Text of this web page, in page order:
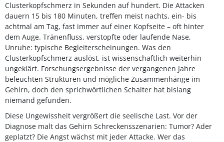
Clusterkopfschmerz in Sekunden auf hundert. Die Attacken
dauern 15 bis 180 Minuten, treffen meist nachts, ein- bis
achtmal am Tag, fast immer auf einer Kopfseite – oft hinter
dem Auge. Tränenfluss, verstopfte oder laufende Nase,
Unruhe: typische Begleiterscheinungen. Was den
Clusterkopfschmerz auslöst, ist wissenschaftlich weiterhin
ungeklärt. Forschungsergebnisse der vergangenen Jahre
beleuchten Strukturen und mögliche Zusammenhänge im
Gehirn, doch den sprichwörtlichen Schalter hat bislang
niemand gefunden.
Diese Ungewissheit vergrößert die seelische Last. Vor der
Diagnose malt das Gehirn Schreckensszenarien: Tumor? Ader
geplatzt? Die Angst wächst mit jeder Attacke. Wer das